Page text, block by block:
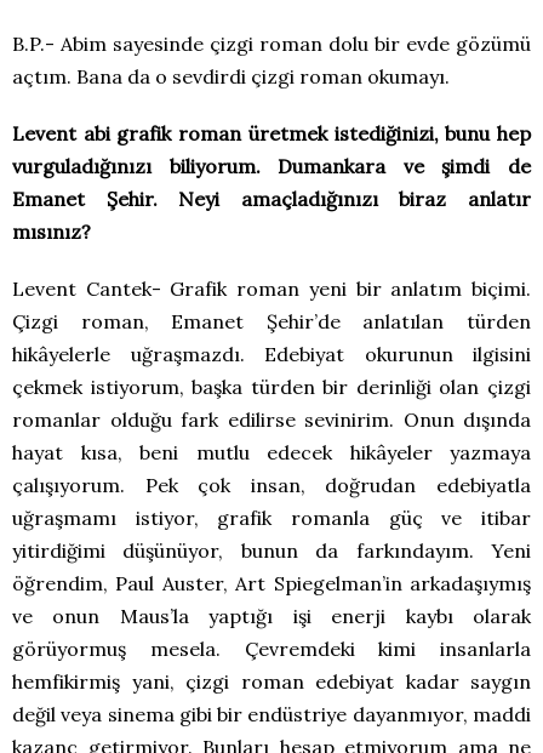
B.P.- Abim sayesinde çizgi roman dolu bir evde gözümü
açtım. Bana da o sevdirdi çizgi roman okumayı.
Levent abi grafik roman üretmek istediğinizi, bunu hep
vurguladığınızı biliyorum. Dumankara ve şimdi de
Emanet Şehir. Neyi amaçladığınızı biraz anlatır
mısınız?
Levent Cantek- Grafik roman yeni bir anlatım biçimi.
Çizgi roman, Emanet Şehir’de anlatılan türden
hikâyelerle uğraşmazdı. Edebiyat okurunun ilgisini
çekmek istiyorum, başka türden bir derinliği olan çizgi
romanlar olduğu fark edilirse sevinirim. Onun dışında
hayat kısa, beni mutlu edecek hikâyeler yazmaya
çalışıyorum. Pek çok insan, doğrudan edebiyatla
uğraşmamı istiyor, grafik romanla güç ve itibar
yitirdiğimi düşünüyor, bunun da farkındayım. Yeni
öğrendim, Paul Auster, Art Spiegelman’in arkadaşıymış
ve onun Maus’la yaptığı işi enerji kaybı olarak
görüyormuş mesela. Çevremdeki kimi insanlarla
hemfikirmiş yani, çizgi roman edebiyat kadar saygın
değil veya sinema gibi bir endüstriye dayanmıyor, maddi
kazanç getirmiyor. Bunları hesap etmiyorum ama ne